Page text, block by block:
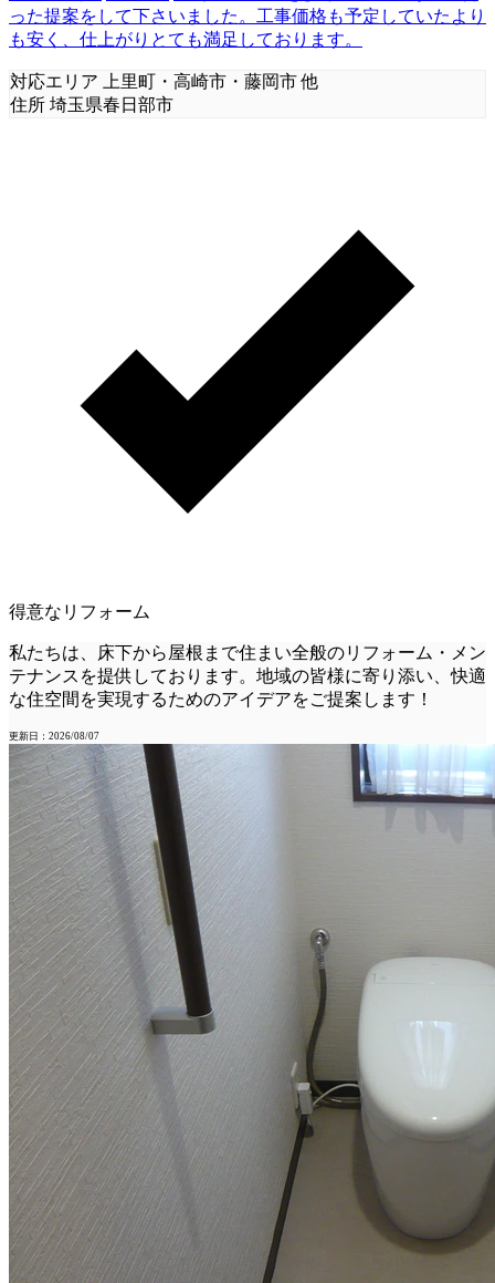
った提案をして下さいました。工事価格も予定していたより
も安く、仕上がりとても満足しております。
対応エリア
上里町・高崎市・藤岡市 他
住所 埼玉県春日部市
得意なリフォーム
私たちは、床下から屋根まで住まい全般のリフォーム・メン
テナンスを提供しております。地域の皆様に寄り添い、快適
な住空間を実現するためのアイデアをご提案します！
更新日：2026/08/07